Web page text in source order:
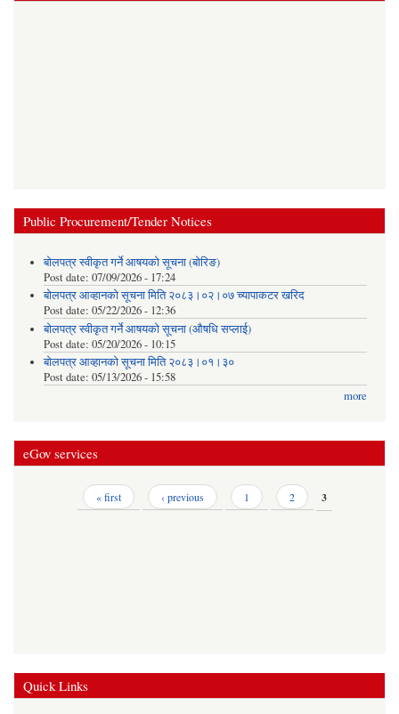
Public Procurement/Tender Notices
बोलपत्र स्वीकृत गर्ने आषयको सूचना (बोरिङ)
Post date: 07/09/2026 - 17:24
बोलपत्र आव्हानको सूचना मिति २०८३।०२।०७ च्यापाकटर खरिद
Post date: 05/22/2026 - 12:36
बोलपत्र स्वीकृत गर्ने आषयको सूचना (औषधि सप्लाई)
Post date: 05/20/2026 - 10:15
बोलपत्र आव्हानको सूचना मिति २०८३।०१।३०
Post date: 05/13/2026 - 15:58
more
eGov services
« first ‹ previous 1 2 3
Quick Links